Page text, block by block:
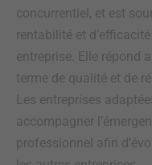
concurrentiel, et est
rentabilité et
entreprise. Elle répond
terme de qualité et de
Les entreprises
accompagner
professionnel afin